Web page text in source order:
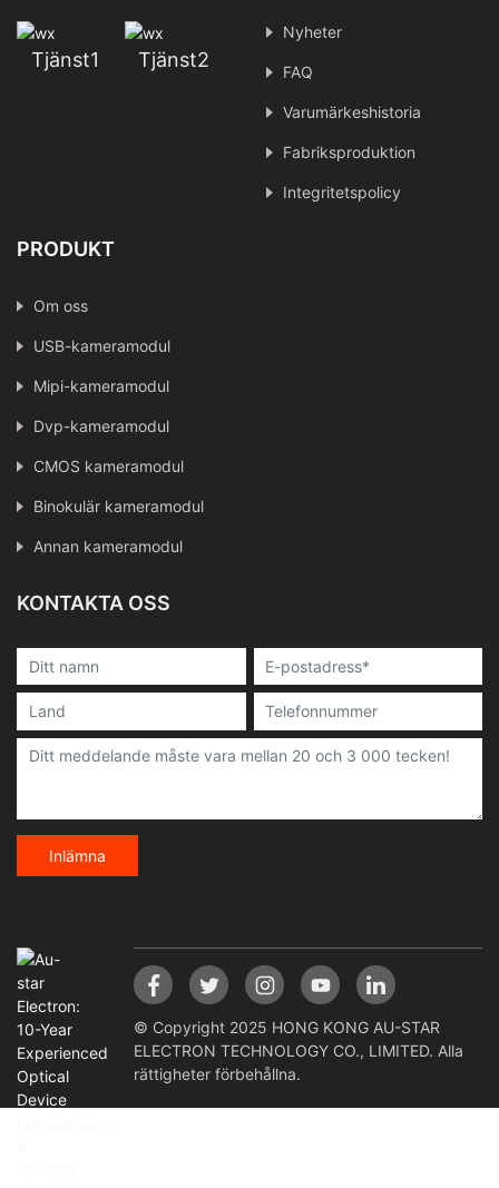
Tjänst1 Tjänst2
Nyheter
FAQ
Varumärkeshistoria
Fabriksproduktion
Integritetspolicy
PRODUKT
Om oss
USB-kameramodul
Mipi-kameramodul
Dvp-kameramodul
CMOS kameramodul
Binokulär kameramodul
Annan kameramodul
KONTAKTA OSS
Inlämna
© Copyright 2025 HONG KONG AU-STAR
ELECTRON TECHNOLOGY CO., LIMITED. Alla
rättigheter förbehållna.